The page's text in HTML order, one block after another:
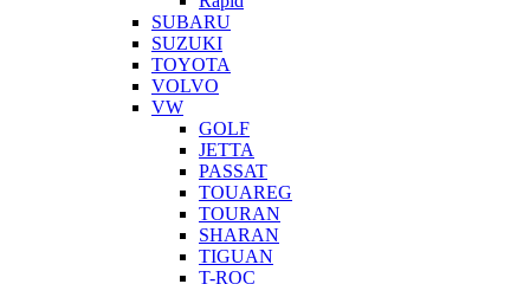
SUBARU
SUZUKI
TOYOTA
VOLVO
VW
GOLF
JETTA
PASSAT
TOUAREG
TOURAN
SHARAN
TIGUAN
T-ROC